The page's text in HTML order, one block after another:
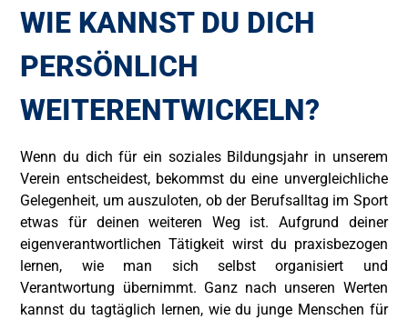
WIE KANNST DU DICH
PERSÖNLICH
WEITERENTWICKELN?
Wenn du dich für ein soziales Bildungsjahr in unserem
Verein entscheidest, bekommst du eine unvergleichliche
Gelegenheit, um auszuloten, ob der Berufsalltag im Sport
etwas für deinen weiteren Weg ist. Aufgrund deiner
eigenverantwortlichen Tätigkeit wirst du praxisbezogen
lernen, wie man sich selbst organisiert und
Verantwortung übernimmt. Ganz nach unseren Werten
kannst du tagtäglich lernen, wie du junge Menschen für